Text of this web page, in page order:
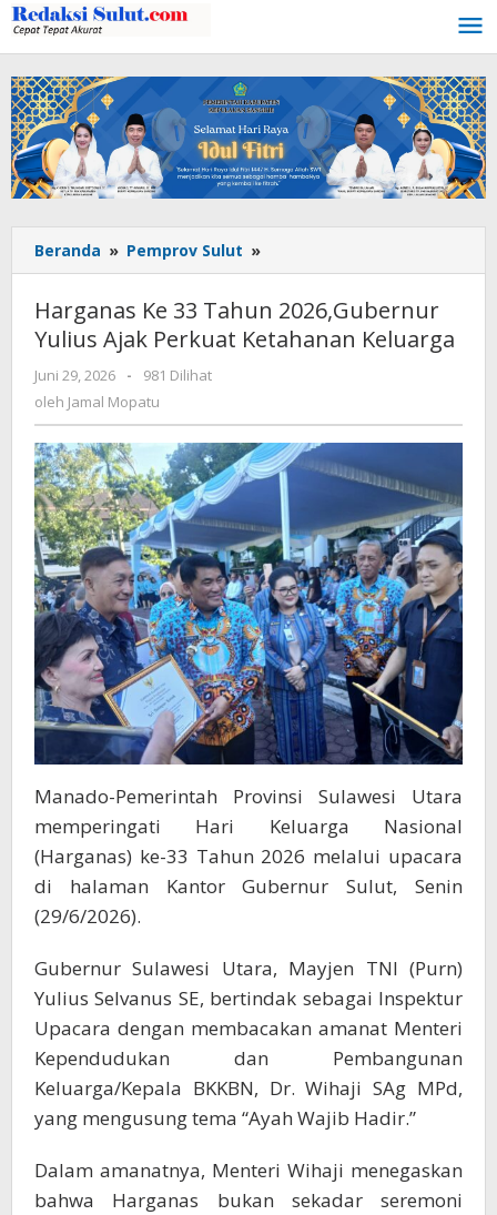
Lewati
ke
konten
Beranda » Pemprov Sulut »
Ke
Tahun
2026,Gubernur
Keluarga
Harganas Ke 33 Tahun 2026,Gubernur
Yulius Ajak Perkuat Ketahanan Keluarga
Juni 29, 2026
oleh
Jamal
Mopatu
-
981 Dilihat
oleh Jamal Mopatu
Manado-Pemerintah Provinsi Sulawesi Utara
memperingati Hari Keluarga Nasional
(Harganas) ke-33 Tahun 2026 melalui upacara
di halaman Kantor Gubernur Sulut, Senin
(29/6/2026).
Gubernur Sulawesi Utara, Mayjen TNI (Purn)
Yulius Selvanus SE, bertindak sebagai Inspektur
Upacara dengan membacakan amanat Menteri
Kependudukan dan Pembangunan
Keluarga/Kepala BKKBN, Dr. Wihaji SAg MPd,
yang mengusung tema “Ayah Wajib Hadir.”
Dalam amanatnya, Menteri Wihaji menegaskan
bahwa Harganas bukan sekadar seremoni